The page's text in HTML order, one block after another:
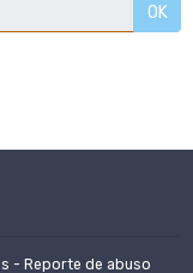
OK
- Reporte de abuso